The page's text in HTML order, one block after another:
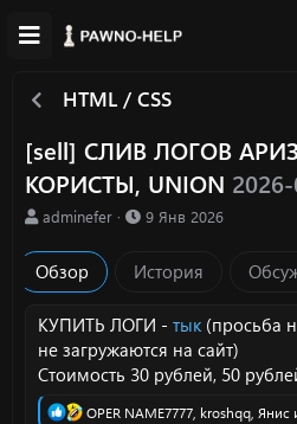
HTML / CSS
[sell] СЛИВ ЛОГОВ
КОРИСТЫ, UNION
А
т
о
adminefer
Д
а
о
з
д
а
н
9 Янв 2026
Обзор История
КУПИТЬ ЛОГИ - тык (просьба
не загружаются на сайт)
Стоимость 30 рублей, 50
Р
OPER NAME7777, kroshqq, Янис